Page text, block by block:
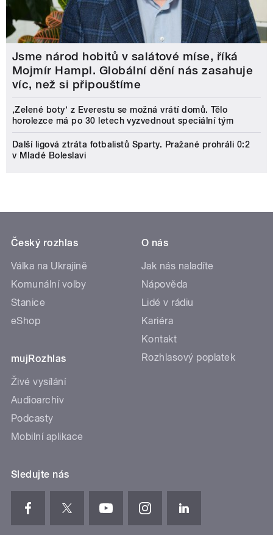
Jsme národ hobitů v salátové míse, říká
Mojmír Hampl. Globální dění nás zasahuje
víc, než si připouštíme
‚Zelené boty‘ z Everestu se možná vrátí domů. Tělo
horolezce má po 30 letech vyzvednout speciální tým
Další ligová ztráta fotbalistů Sparty. Pražané prohráli 0:2
v Mladé Boleslavi
Český rozhlas
Válka na Ukrajině
Komunální volby
Stanice
eShop
mujRozhlas
Živé vysílání
Audioarchiv
Podcasty
Mobilní aplikace
O nás
Jak nás naladíte
Nápověda
Lidé v rádiu
Kariéra
Kontakt
Rozhlasový poplatek
Sledujte nás